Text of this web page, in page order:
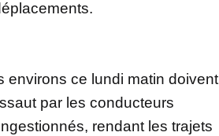
environs ce lundi matin doivent
par les conducteurs
rendant les trajets